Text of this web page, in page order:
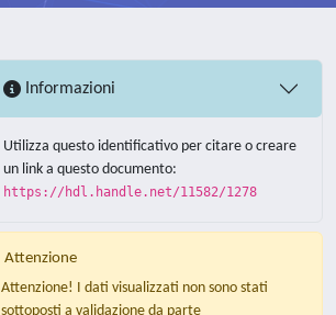
Informazioni
Utilizza questo identificativo per citare o creare
un link a questo documento:
https://hdl.handle.net/11582/1278
Attenzione
Attenzione! I dati visualizzati non sono stati
sottoposti a validazione da parte